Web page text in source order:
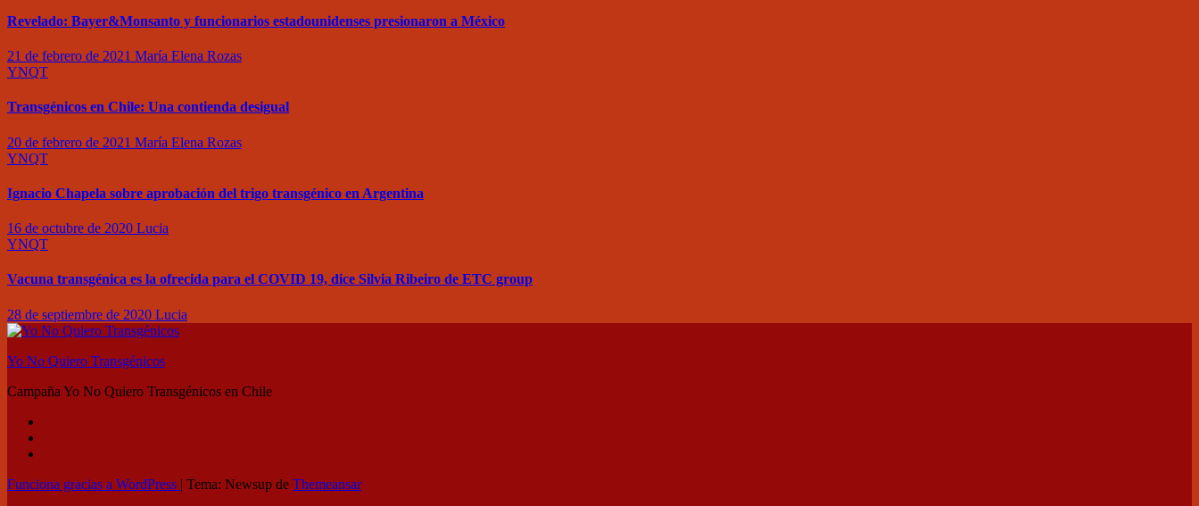
Revelado: Bayer&Monsanto y funcionarios estadounidenses presionaron a México
21 de febrero de 2021 María Elena Rozas
YNQT
Transgénicos en Chile: Una contienda desigual
20 de febrero de 2021 María Elena Rozas
YNQT
Ignacio Chapela sobre aprobación del trigo transgénico en Argentina
16 de octubre de 2020 Lucia
YNQT
Vacuna transgénica es la ofrecida para el COVID 19, dice Silvia Ribeiro de ETC group
28 de septiembre de 2020 Lucia
Yo No Quiero Transgénicos
Campaña Yo No Quiero Transgénicos en Chile
Funciona gracias a WordPress | Tema: Newsup de Themeansar